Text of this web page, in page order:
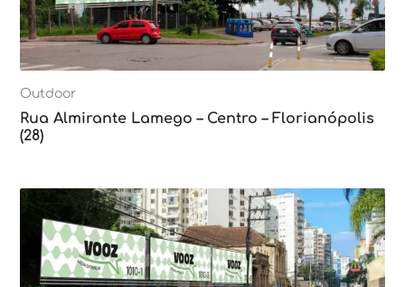
Outdoor
Rua Almirante Lamego – Centro – Florianópolis
(28)